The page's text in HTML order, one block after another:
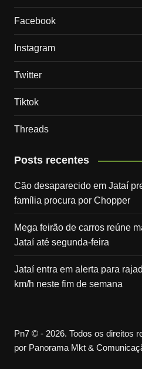
Facebook
Instagram
Twitter
Tiktok
Threads
Posts recentes
Cão desaparecido em Jataí
família procura por Chopper
Mega feirão de carros reúne
Jataí até segunda-feira
Jataí entra em alerta para
km/h neste fim de semana
Pn7 © - 2026. Todos os direitos
por Panorama Mkt &